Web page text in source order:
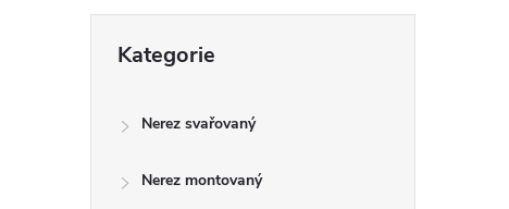
kategorie
Kategorie
Nerez svařovaný
Nerez montovaný